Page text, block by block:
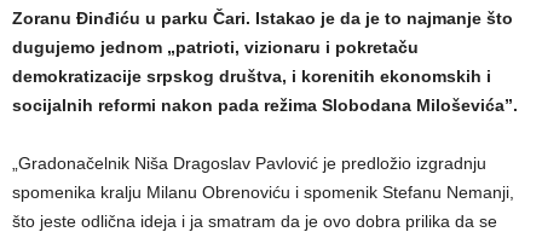
Zoranu Đinđiću u parku Čari. Istakao je da je to najmanje što
dugujemo jednom „patrioti, vizionaru i pokretaču
demokratizacije srpskog društva, i korenitih ekonomskih i
socijalnih reformi nakon pada režima Slobodana Miloševića”.
„Gradonačelnik Niša Dragoslav Pavlović je predložio izgradnju
spomenika kralju Milanu Obrenoviću i spomenik Stefanu Nemanji,
što jeste odlična ideja i ja smatram da je ovo dobra prilika da se